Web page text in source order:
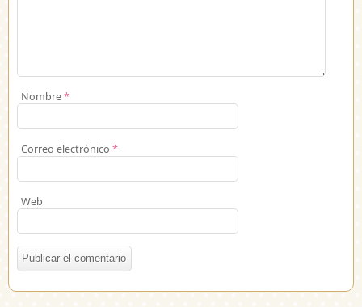
Nombre*
Correo electrónico *
Web